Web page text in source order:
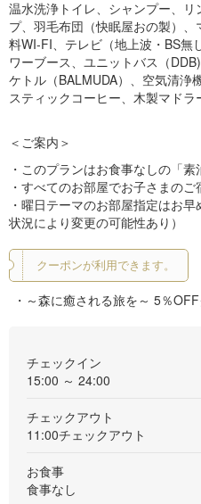
温水洗浄トイレ、シャンプー、
プ、羽毛布団（快眠屋おの製）
料WI-FI、テレビ（地上波・BS無
ワーブース、ユニットバス（
ケトル（BALMUDA）、空気清浄
スティックコーヒー、木製マドラ
＜ご案内＞
・このプランはお食事なしの「
・すべてのお部屋でお子さまの
・曜日テーマのお部屋指定はお
状況により変更の可能性あり）
クーポンが利用できます。
～森に癒される旅を～ 5％
チェックイン
15:00 ～ 24:00
チェックアウト
11:00チェックアウト
お食事
食事なし